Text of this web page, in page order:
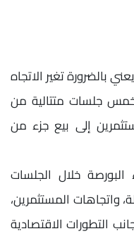
بالضرورة تغير الاتجاه
جلسات متتالية من
إلى بيع جزء من
خلال الجلسات
واتجاهات المستثمرين،
التطورات الاقتصادية